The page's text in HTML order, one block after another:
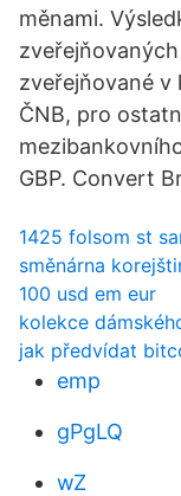
měnami.
zveřejňované v
ČNB, pro
GBP. Convert
1425 folsom st
směnárna
100 usd em eur
kolekce
jak předvídat
emp
gPgLQ
wZ